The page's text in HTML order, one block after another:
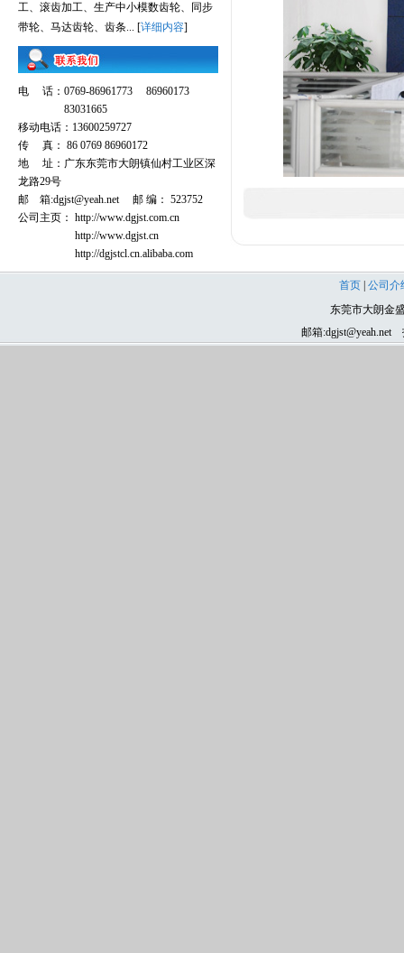
工、滚齿加工、生产中小模数齿轮、同步
带轮、马达齿轮、齿条... [详细内容]
电 话：0769-86961773 86960173
83031665
移动电话：13600259727
传 真： 86 0769 86960172
地 址：广东东莞市大朗镇仙村工业区深
龙路29号
邮 箱:dgjst@yeah.net 邮 编： 523752
公司主页： http://www.dgjst.com.cn
http://www.dgjst.cn
http://dgjstcl.cn.alibaba.com
首页 公司
东莞市大朗金
邮箱